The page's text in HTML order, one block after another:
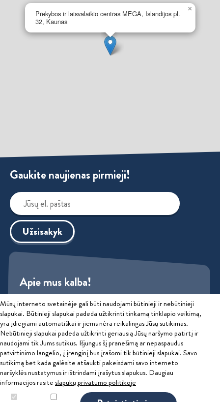
Prekybos ir laisvalaikio centras MEGA, Islandijos pl.
32, Kaunas
×
Gaukite naujienas pirmieji!
Užsisakyk
Apie mus kalba!
Sužinok
Privatumo politika
2026 © Educatus, UAB
Ginčai dėl sutarties netinkamo vykdymo ar nevykdymo ne teisme
nagrinėjami Lietuvos Respublikos vartotojų teisių apsaugos įstatymo
nustatyta tvarka Valstybinėje vartotojų teisių apsaugos tarnyboje,
Mūsų interneto svetainėje gali būti naudojami būtinieji ir nebūtinieji
slapukai. Būtinieji slapukai padeda užtikrinti tinkamą tinklapio veikimą,
yra įdiegiami automatiškai ir jiems nėra reikalingas Jūsų sutikimas.
Nebūtinieji slapukai padeda užtikrinti geriausią Jūsų naršymo patirtį ir
naudojami tik Jums sutikus. Išjungus šį pranešimą ar nepaspaudus
patvirtinimo langelio, į įrenginį bus įrašomi tik būtinieji slapukai. Savo
sutikimą bet kada galėsite atšaukti pakeisdami savo interneto
naršyklės nustatymus ir ištrindami įrašytus slapukus. Daugiau
informacijos rasite slapukų privatumo politikoje